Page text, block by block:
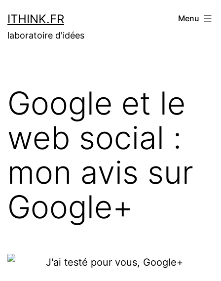
au
contenu
ITHINK.FR
laboratoire d'idées
Menu
Google et le
web social :
mon avis sur
Google+